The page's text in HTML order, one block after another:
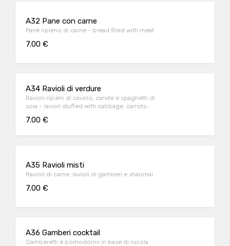
A32 Pane con carne
Pane ripieno di carne - bread filled with meat
7.00 €
A34 Ravioli di verdure
Ravioli ripieni di cavolo, carote e spaghetti di
soia - ravioli stuffed with cabbage, carrots
7.00 €
A35 Ravioli misti
Ravioli di carne ,ravioli di gamberi e shaomai.
7.00 €
A36 Gamberi cocktail
Gamberetti e pomodorini in base di rucola